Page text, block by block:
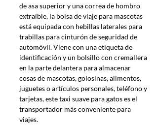
de asa superior y una correa de hombro
extraíble, la bolsa de viaje para mascotas
está equipada con hebillas laterales para
trabillas para cinturón de seguridad de
automóvil. Viene con una etiqueta de
identificación y un bolsillo con cremallera
en la parte delantera para almacenar
cosas de mascotas, golosinas, alimentos,
juguetes o artículos personales, teléfono y
tarjetas, este taxi suave para gatos es el
transportador más conveniente para
viajes.